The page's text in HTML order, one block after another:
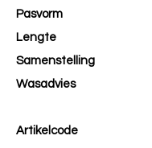
Pasvorm
Lengte
Samenstelling
Wasadvies
Artikelcode